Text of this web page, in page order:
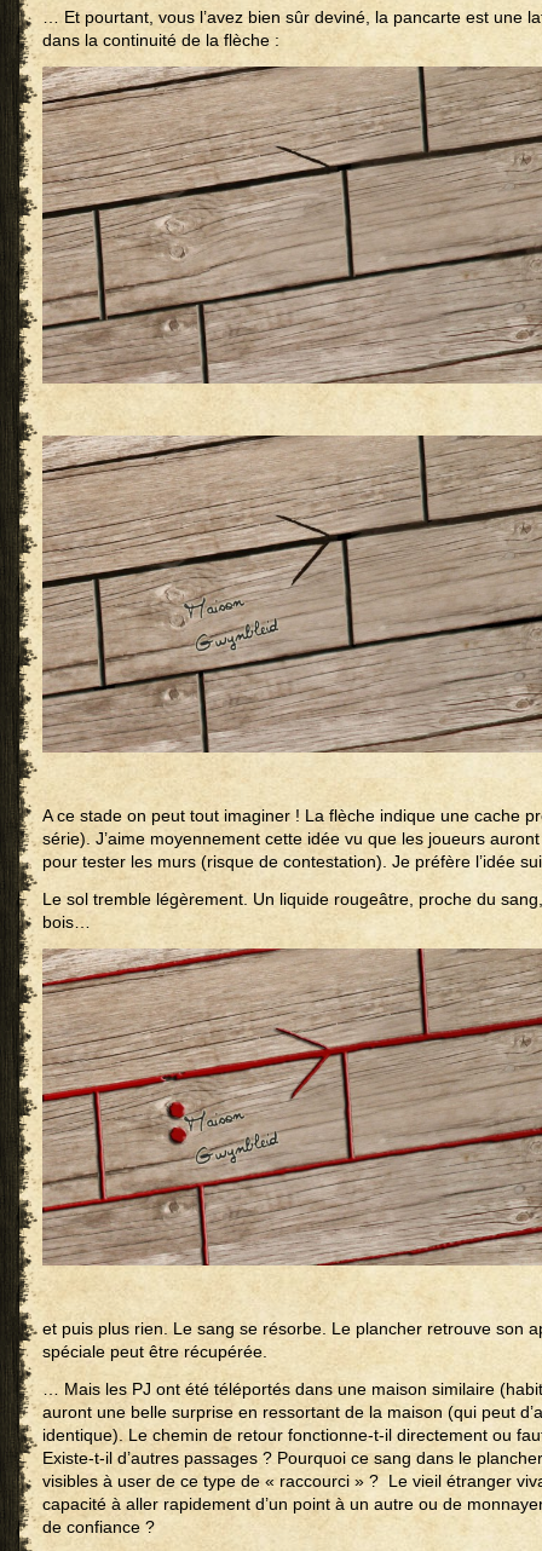
… Et pourtant, vous l’avez bien sûr deviné, la pancarte est une
dans la continuité de la flèche :
A ce stade on peut tout imaginer ! La flèche indique une cache
série). J’aime moyennement cette idée vu que les joueurs
pour tester les murs (risque de contestation). Je préfère l’idée
Le sol tremble légèrement. Un liquide rougeâtre, proche du
bois…
et puis plus rien. Le sang se résorbe. Le plancher retrouve son
spéciale peut être récupérée.
… Mais les PJ ont été téléportés dans une maison similaire
auront une belle surprise en ressortant de la maison (qui peut
identique). Le chemin de retour fonctionne-t-il directement ou
Existe-t-il d’autres passages ? Pourquoi ce sang dans le
visibles à user de ce type de « raccourci » ? Le vieil étranger
capacité à aller rapidement d’un point à un autre ou de
de confiance ?